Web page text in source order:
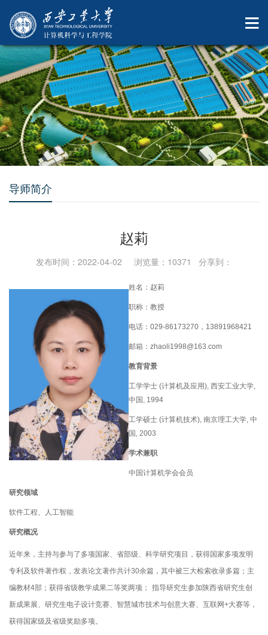
导师简介
赵莉
发布时间：2022-04-02 浏览量： 10371 分享到：
姓名：赵莉
职称：教授
电话： 029-86173270 ， 13891968421
邮箱： zhaoli1998@163.com
教育背景
工学学士 (计算机及应用), 西安工业大学,
中国 , 1994
工学硕士 (计算机技术), 南京理工大学, 中
国 , 2003
学术兼职
中国计算机学会会员
研究领域
软件工程、人工智能
研究概况
近年来，主持与参与了多项国家、省部级、科学研究项目，获得国家多项发明
专利及软件著作权，发表论文著作共计30余篇，其中被三大检索收录多篇；主
编教材4部；获得省级教学成果二等奖两项；
指导研究生参加陕西省研究生创
新成果展、研究生电子设计竞赛、智慧城市技术与创意大赛、互联网+大赛等，
获得国家级及省级奖励多项。